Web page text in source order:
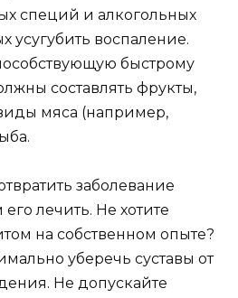
специй и алкогольных
усугубить воспаление.
быстрому
составлять фрукты,
мяса (например,
заболевание
лечить. Не хотите
на собственном опыте?
уберечь суставы от
Не допускайте